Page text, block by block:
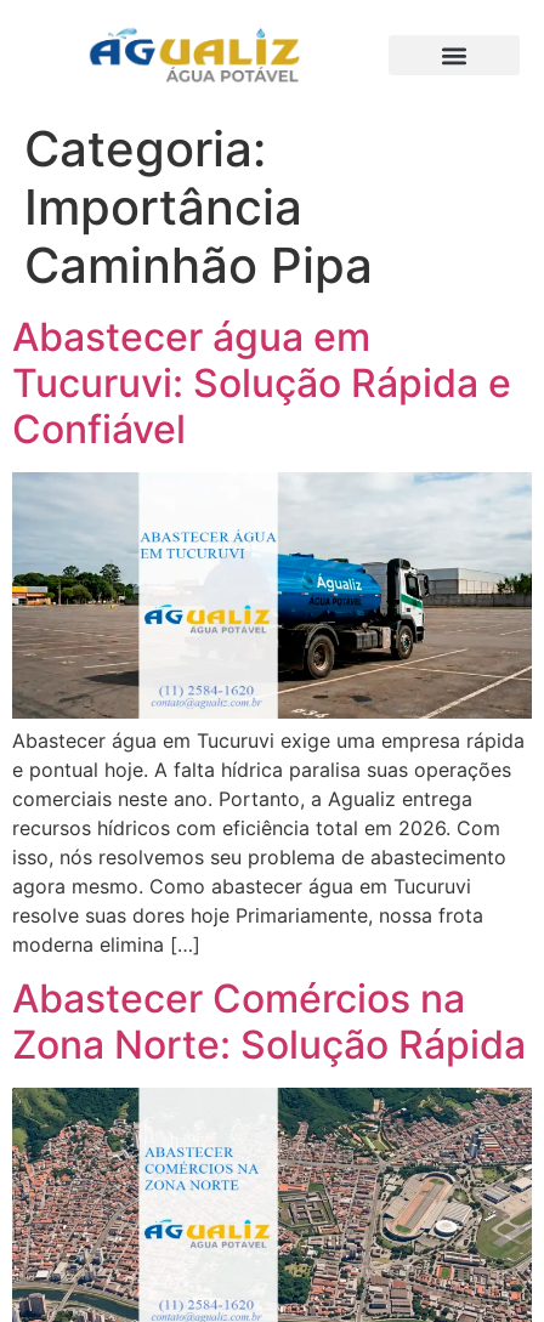
Categoria:
Importância
Caminhão Pipa
Abastecer água em
Tucuruvi: Solução Rápida e
Confiável
Abastecer água em Tucuruvi exige uma empresa rápida
e pontual hoje. A falta hídrica paralisa suas operações
comerciais neste ano. Portanto, a Agualiz entrega
recursos hídricos com eficiência total em 2026. Com
isso, nós resolvemos seu problema de abastecimento
agora mesmo. Como abastecer água em Tucuruvi
resolve suas dores hoje Primariamente, nossa frota
moderna elimina […]
Abastecer Comércios na
Zona Norte: Solução Rápida